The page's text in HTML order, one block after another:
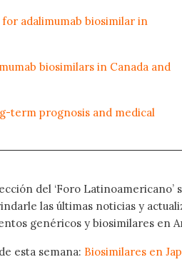
adalimumab biosimilar in
biosimilars in Canada and
term prognosis and medical
del ‘Foro Latinoamericano’
las últimas noticias y
genéricos y biosimilares en
esta semana: Biosimilares en